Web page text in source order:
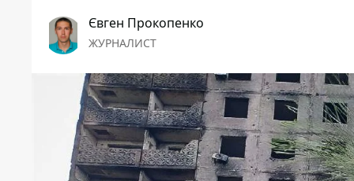
Євген Прокопенко
ЖУРНАЛИСТ